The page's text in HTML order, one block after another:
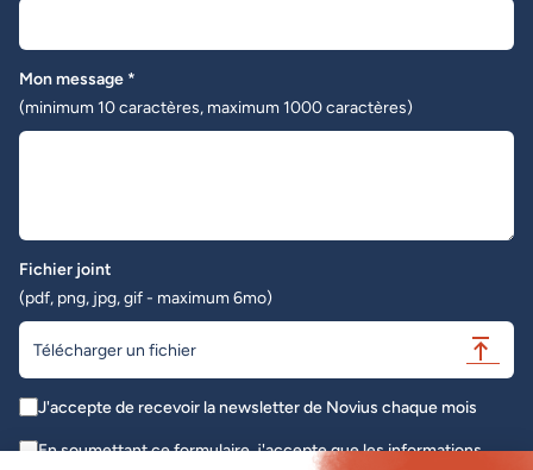
Mon message *
(minimum 10 caractères, maximum 1000 caractères)
Fichier joint
(pdf, png, jpg, gif - maximum 6mo)
Télécharger un fichier
J'accepte de recevoir la newsletter de Novius chaque mois
En soumettant ce formulaire, j'accepte que les informations